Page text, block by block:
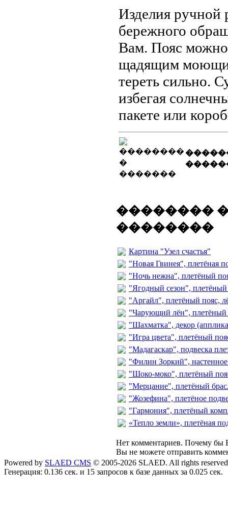
Изделия ручной
бережного
Вам. Пояс можно
щадящим
тереть сильно.
избегая
пакете или
��������
��������
Картина "Узел счастья"
"Новая Гвинея", плетёная
"Ночь нежна", плетёный
"Ягодный сезон", плетёный
"Аргайл", плетёный пояс,
"Чарующий лён", плетёный
"Шахматка", декор
"Игра цвета", плетёный
"Мадагаскар", подвеска
"Филин Зоркий",
"Шоко-моко", плетёный
"Мерцание", плетёный
"Жозефина", плетёное
"Гармония", плетёный
«Тепло земли», плетёная
Нет комментариев. Почему бы
Вы не можете отправить
Powered by SLAED CMS © 2005-2026 SLAED. All rights
Генерация: 0.136 сек. и 15 запросов к базе данных за 0.025 сек.